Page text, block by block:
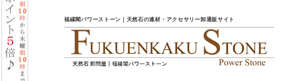
福縁閣パワーストーン｜天然石の連材・アクセサリー卸通販サイト